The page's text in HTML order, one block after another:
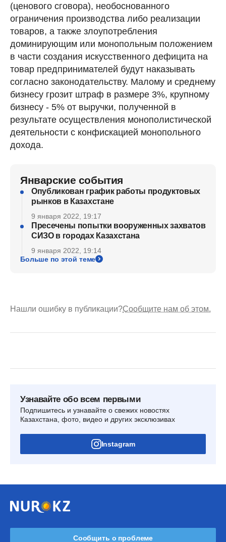
(ценового сговора), необоснованного
ограничения производства либо реализации
товаров, а также злоупотребления
доминирующим или монопольным положением
в части создания искусственного дефицита на
товар предпринимателей будут наказывать
согласно законодательству. Малому и среднему
бизнесу грозит штраф в размере 3%, крупному
бизнесу - 5% от выручки, полученной в
результате осуществления монополистической
деятельности с конфискацией монопольного
дохода.
Январские события
Опубликован график работы продуктовых
рынков в Казахстане
9 января 2022, 19:17
Пресечены попытки вооруженных захватов
СИЗО в городах Казахстана
9 января 2022, 19:14
Больше по этой теме
Нашли ошибку в публикации?Сообщите нам об этом.
Узнавайте обо всем первыми
Подпишитесь и узнавайте о свежих новостях
Казахстана, фото, видео и других эксклюзивах
Instagram
Сообщить о проблеме